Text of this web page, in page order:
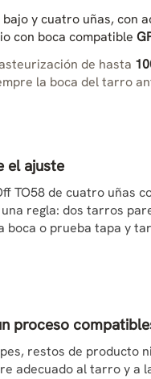
y cuatro uñas, con
con boca compatible
de hasta
la boca del tarro
el ajuste
TO58 de cuatro uñas
regla: dos tarros
o prueba tapa y
proceso
restos de producto
adecuado al tarro y a